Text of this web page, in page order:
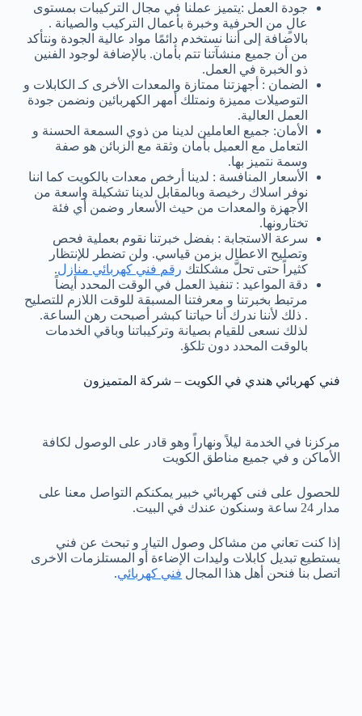
جودة العمل :يتميز عملنا في مجال التركيبات بمستوى
عالٍ من الحرفية وخبرة بأعمال التركيب والصيانة .
بالاضافة إلى أننا نستخدم دائمًا مواد عالية الجودة ونتأكد
من أن جميع منشآتنا تتم بأمان. بالإضافة لوجود الفنين
ذو الخبرة في العمل.
الضمان : أجهزتنا ممتازة والمعدات الأخرى كـ الكابلات و
التوصيلات مميزة ونمتلك أمهر الكهربائين ونضمن جودة
العمل العالية.
الأمان: جميع العاملين لدينا من ذوي السمعة الحسنة و
التعامل مع العميل بأمان وثقة مع الزبائن هو صفة
وسمة نتميز بها.
الأسعار المنافسة : لدينا أرخص معدات بالكويت كما اننا
نوفر اسلاك رخيصة وبالمقابل لدينا تشكيلة واسعة من
الأجهزة والمعدات من حيث الأسعار وضمن أي فئة
تختارونها.
سرعة الاستجابة : بفضل خبرتنا نقوم بعملية فحص
وتصليح الاعطال بزمن قياسي. ولن تضطر للإنتظار
كثيراً حتى تحلَّ مشكلتك رقم فني كهربائي منازل.
دقة المواعيد : تنفيذ العمل في الوقت المحدد أيضاً
مرتبط بخبرتنا و معرفتنا المسبقة للوقت اللازم للتصليح
. ذلك لأننا ندرك أنا حياتنا كبشر أصبحت رهن الساعة.
لذلك نسعى للقيام بصيانة وتركيباتنا وباقي الخدمات
بالوقت المحدد دون تلكؤ.
فني كهربائي هندي في الكويت – شركة المتميزون
مركزنا في الخدمة ليلاً ونهاراً وهو قادر على الوصول لكافة
الأماكن و في جميع مناطق الكويت
للحصول على فنى كهربائي خبير يمكنكم التواصل معنا على
مدار 24 ساعة وسنكون عندك في البيت.
إذا كنت تعاني من مشاكل وصول التيار و تبحث عن فني
يستطيع تبديل كابلات وليدات الإضاءة أو المستلزمات الاخرى
اتصل بنا فنحن أهل هذا المجال فني كهربائي.